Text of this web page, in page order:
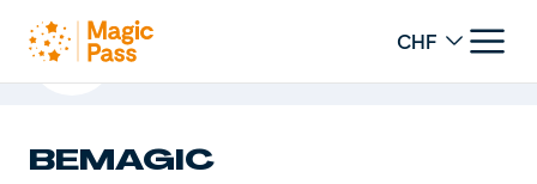
Change
Das Magic Pass-Treueprogramm
BEMAGIC